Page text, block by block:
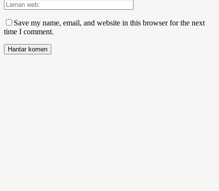
Save my name, email, and website in this browser for the next
time I comment.